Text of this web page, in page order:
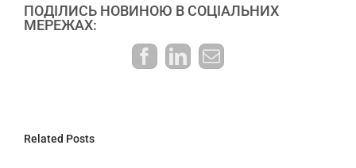
ПОДІЛИСЬ НОВИНОЮ В СОЦІАЛЬНИХ
МЕРЕЖАХ:
Facebook
LinkedIn
E-
mail:
Related Posts